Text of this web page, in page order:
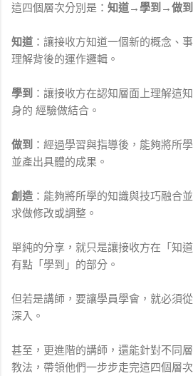
這四個層次分別是： 知道→學到→做
知道 ：讓接收方知道一個新的概念、
理解背後的運作邏輯。
學到 ：讓接收方在認知層面上理解這
身的 經驗做結合。
做到 ：經過學習與指導後，能夠將所
並產出具體的成果。
創造 ：能夠將所學的知識與技巧融合
求做修改或調整。
單純的分享，就只是讓接收方在「知
有點「學到」的部分。
但若是講師，要讓學員學會，就必須
深入。
甚至，更進階的講師，還能針對不同
教法，帶領他們一步步走完這四個層次